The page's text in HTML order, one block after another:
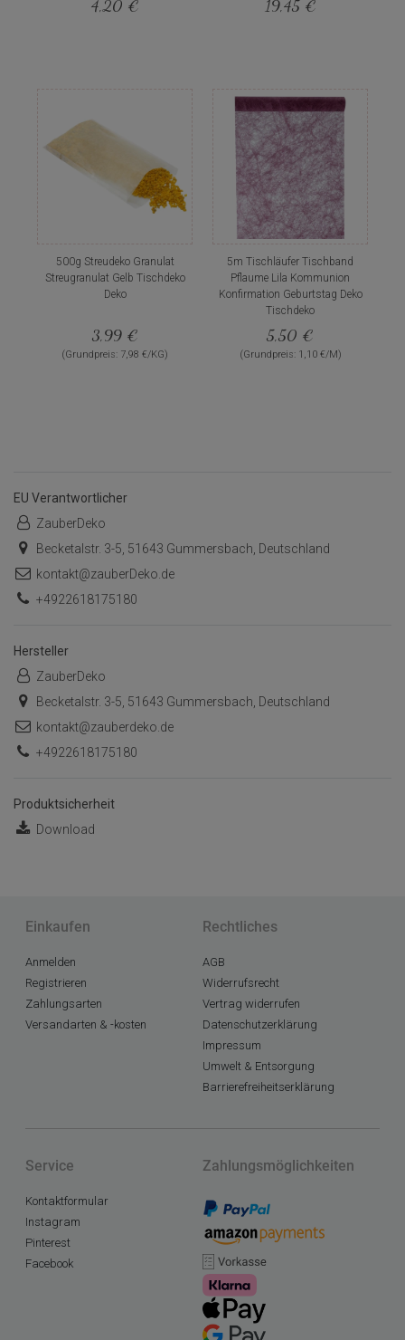
4,20 € 19,45 €
500g Streudeko Granulat
Streugranulat Gelb Tischdeko
Deko
3,99 €
(Grundpreis: 7,98 €/KG)
5m Tischläufer Tischband
Pflaume Lila Kommunion
Konfirmation Geburtstag Deko
Tischdeko
5,50 €
(Grundpreis: 1,10 €/M)
EU Verantwortlicher
ZauberDeko
Becketalstr. 3-5, 51643 Gummersbach, Deutschland
kontakt@zauberDeko.de
+4922618175180
Hersteller
ZauberDeko
Becketalstr. 3-5, 51643 Gummersbach, Deutschland
kontakt@zauberdeko.de
+4922618175180
Produktsicherheit
Download
Einkaufen
Anmelden
Registrieren
Zahlungsarten
Versandarten & -kosten
Rechtliches
AGB
Widerrufsrecht
Vertrag widerrufen
Datenschutzerklärung
Impressum
Umwelt & Entsorgung
Barrierefreiheitserklärung
Service
Kontaktformular
Instagram
Pinterest
Facebook
Zahlungsmöglichkeiten